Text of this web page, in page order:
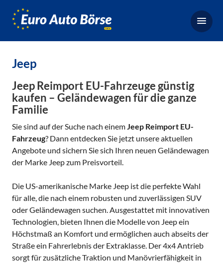
Börse,
Gebrauchtwagen,
Bestellfahrzeuge,
Jeep
Jeep Reimport EU-Fahrzeuge günstig
kaufen – Geländewagen für die ganze
Familie
Sie sind auf der Suche nach einemJeep Reimport EU-
Fahrzeug? Dann entdecken Sie jetzt unsere aktuellen
Angebote und sichern Sie sich Ihren neuen Geländewagen
der Marke Jeep zum Preisvorteil.
Die US-amerikanische Marke Jeep ist die perfekte Wahl
für alle, die nach einem robusten und zuverlässigen SUV
oder Geländewagen suchen. Ausgestattet mit innovativen
Technologien, bieten Ihnen die Modelle von Jeep ein
Höchstmaß an Komfort und ermöglichen auch abseits der
Straße ein Fahrerlebnis der Extraklasse. Der 4x4 Antrieb
sorgt für zusätzliche Traktion und Manövrierfähigkeit in